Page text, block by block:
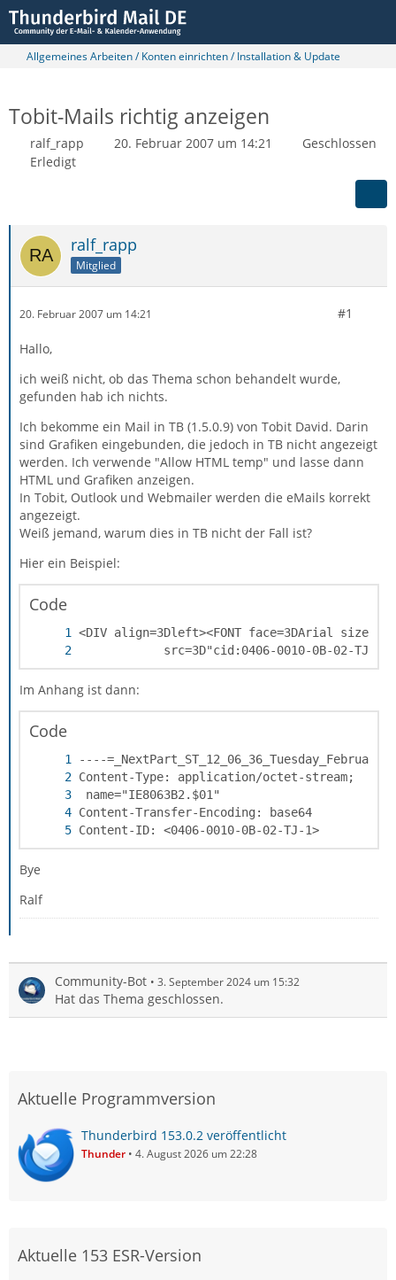
Allgemeines Arbeiten / Konten einrichten / Installation & Update
Tobit-Mails richtig anzeigen
ralf_rapp 20. Februar 2007 um 14:21
Geschlossen
Erledigt
ralf_rapp
Mitglied
20. Februar 2007 um 14:21 #1
Hallo,
ich weiß nicht, ob das Thema schon behandelt wurde,
gefunden hab ich nichts.
Ich bekomme ein Mail in TB (1.5.0.9) von Tobit David. Darin
sind Grafiken eingebunden, die jedoch in TB nicht angezeigt
werden. Ich verwende "Allow HTML temp" und lasse dann
HTML und Grafiken anzeigen.
In Tobit, Outlook und Webmailer werden die eMails korrekt
angezeigt.
Weiß jemand, warum dies in TB nicht der Fall ist?
Hier ein Beispiel:
Code
src=3D"cid:0406-0010-0B-02-TJ-
Im Anhang ist dann:
Code
Content-ID: <0406-0010-0B-02-TJ-1>
Bye
Ralf
Community-Bot 3. September 2024 um 15:32
Hat das Thema geschlossen.
Aktuelle Programmversion
Thunderbird 153.0.2 veröffentlicht
Thunder 4. August 2026 um 22:28
Aktuelle 153 ESR-Version